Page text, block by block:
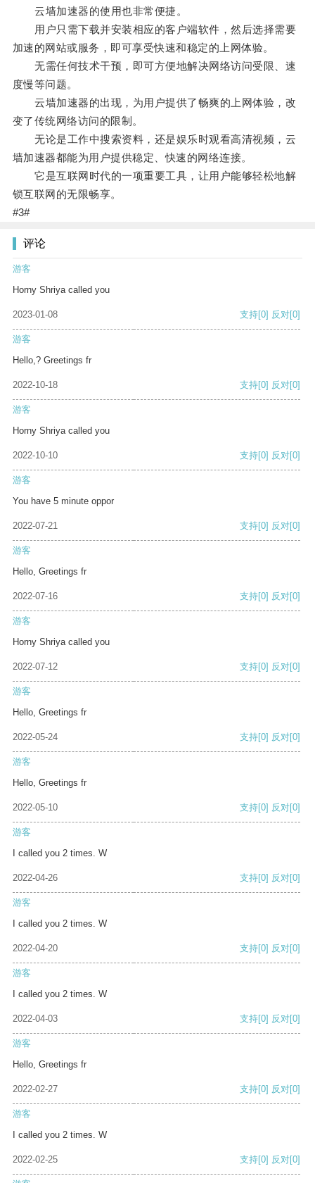
云墙加速器的使用也非常便捷。
用户只需下载并安装相应的客户端软件，然后选择需要
加速的网站或服务，即可享受快速和稳定的上网体验。
无需任何技术干预，即可方便地解决网络访问受限、速
度慢等问题。
云墙加速器的出现，为用户提供了畅爽的上网体验，改
变了传统网络访问的限制。
无论是工作中搜索资料，还是娱乐时观看高清视频，云
墙加速器都能为用户提供稳定、快速的网络连接。
它是互联网时代的一项重要工具，让用户能够轻松地解
锁互联网的无限畅享。
#3#
评论
游客
Horny Shriya called you
2023-01-08 支持[0] 反对[0]
游客
Hello,? Greetings fr
2022-10-18 支持[0] 反对[0]
游客
Horny Shriya called you
2022-10-10 支持[0] 反对[0]
游客
You have 5 minute oppor
2022-07-21 支持[0] 反对[0]
游客
Hello, Greetings fr
2022-07-16 支持[0] 反对[0]
游客
Horny Shriya called you
2022-07-12 支持[0] 反对[0]
游客
Hello, Greetings fr
2022-05-24 支持[0] 反对[0]
游客
Hello, Greetings fr
2022-05-10 支持[0] 反对[0]
游客
I called you 2 times. W
2022-04-26 支持[0] 反对[0]
游客
I called you 2 times. W
2022-04-20 支持[0] 反对[0]
游客
I called you 2 times. W
2022-04-03 支持[0] 反对[0]
游客
Hello, Greetings fr
2022-02-27 支持[0] 反对[0]
游客
I called you 2 times. W
2022-02-25 支持[0] 反对[0]